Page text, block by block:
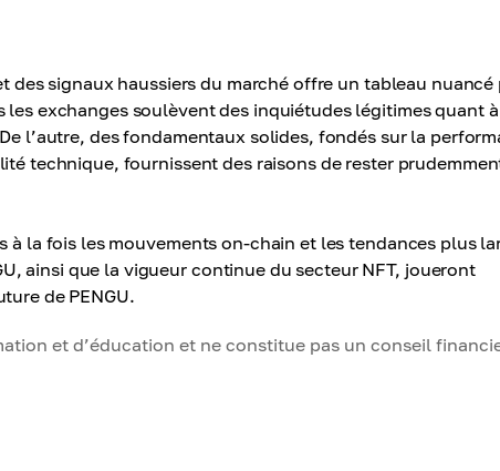
des signaux haussiers du marché offre un tableau nuancé
les exchanges soulèvent des inquiétudes légitimes quant
l’autre, des fondamentaux solides, fondés sur la
technique, fournissent des raisons de rester
à la fois les mouvements on-chain et les tendances plus
ainsi que la vigueur continue du secteur NFT, joueront
de PENGU.
et d’éducation et ne constitue pas un conseil